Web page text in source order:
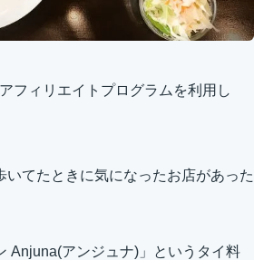
フィリエイトプログラムを利用し
いてたときに気になったお店があった
Anjuna(アンジュナ)」というタイ料